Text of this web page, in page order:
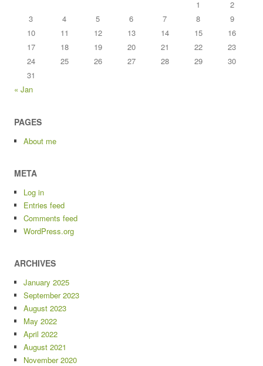
1
2
3
4 5 6 7 8
9
10
11 12 13 14 15
16
17
18 19 20 21 22
23
24
25 26 27 28 29
30
31
« Jan
PAGES
About me
META
Log in
Entries feed
Comments feed
WordPress.org
ARCHIVES
January 2025
September 2023
August 2023
May 2022
April 2022
August 2021
November 2020